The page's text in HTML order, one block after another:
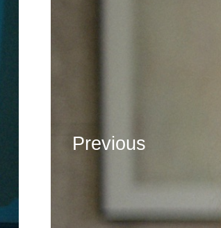
Previous